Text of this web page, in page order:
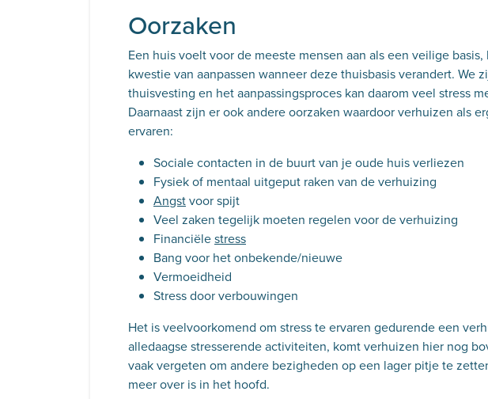
Oorzaken
Een huis voelt voor de meeste mensen aan als een veilige
kwestie van aanpassen wanneer deze thuisbasis verandert. We
thuisvesting en het aanpassingsproces kan daarom veel stress
Daarnaast zijn er ook andere oorzaken waardoor verhuizen als
ervaren:
Sociale contacten in de buurt van je oude huis verliezen
Fysiek of mentaal uitgeput raken van de verhuizing
Angstvoor spijt
Veel zaken tegelijk moeten regelen voor de verhuizing
Financiëlestress
Bang voor het onbekende/nieuwe
Vermoeidheid
Stress door verbouwingen
Het is veelvoorkomend om stress te ervaren gedurende een
alledaagse stresserende activiteiten, komt verhuizen hier nog
vaak vergeten om andere bezigheden op een lager pitje te
meer over is in het hoofd.